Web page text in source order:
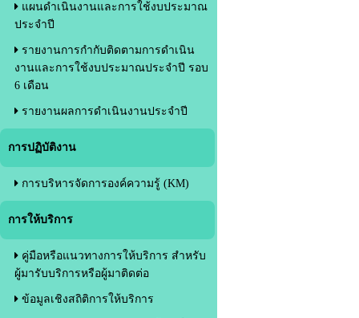
แผนดำเนินงานและการใช้งบประมาณ
ประจำปี
รายงานการกำกับติดตามการดำเนิน
งานและการใช้งบประมาณประจำปี รอบ
6 เดือน
รายงานผลการดำเนินงานประจำปี
การปฏิบัติงาน
การบริหารจัดการองค์ความรู้ (KM)
การให้บริการ
คู่มือหรือแนวทางการให้บริการ สำหรับ
ผู้มารับบริการหรือผู้มาติดต่อ
ข้อมูลเชิงสถิติการให้บริการ